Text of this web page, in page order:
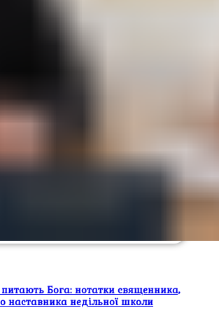
Бога: нотатки священника,
наставника недільної школи